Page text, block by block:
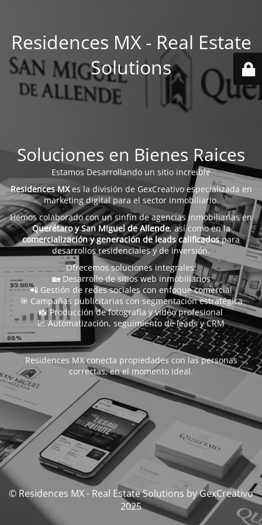
Residences MX - Real Estate
Solutions
Soluciones en Bienes Raices
Estamos Desarrollando un sitio increible
Residences MXes la división de GexCreativo especializada en
marketing digital para el sector inmobiliario.
Hemos colaborado con un sinfín de agencias inmobiliarias en
Querétaro y San Miguel de Allende, así como en la
comercialización y generación de leads calificadospara
desarrollos residenciales y de inversión.
Ofrecemos soluciones integrales:
🏡 Desarrollo de sitios web inmobiliarios
📲 Gestión de redes sociales con enfoque comercial
🎯 Campañas publicitarias con segmentación estratégica
📸 Producción de fotografía y video profesional
📈 Automatización, seguimiento de leads y CRM
Residences MX conecta propiedades con las personas
correctas, en el momento ideal.
© Residences MX - Real Estate Solutions by GexCreativo
2025